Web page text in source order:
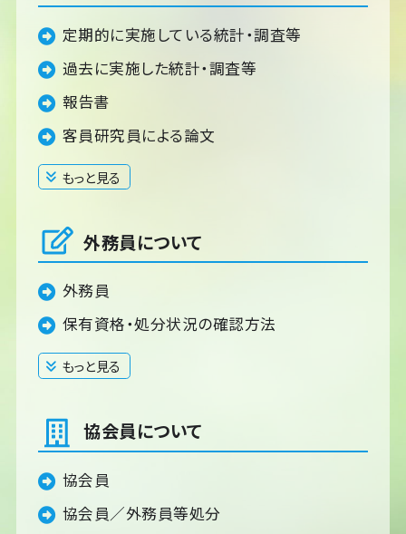
定期的に実施している統計・調査等
過去に実施した統計・調査等
報告書
客員研究員による論文
もっと見る
閉じる
外務員について
外務員
保有資格・処分状況の確認方法
もっと見る
閉じる
協会員について
協会員
協会員／外務員等処分